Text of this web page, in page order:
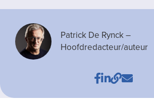
Patrick De Rynck–
Hoofdredacteur/auteur